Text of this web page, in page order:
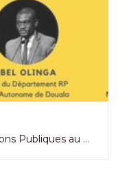
Wébinaire « Réussir ses Relations Publiques au Cameroun » par Naole Média